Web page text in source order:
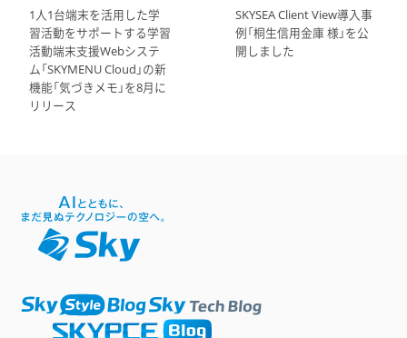
1人1台端末を活用した学
習活動をサポートする学習
活動端末支援Webシステ
ム「SKYMENU Cloud」の新
機能「気づきメモ」を8月に
リリース
SKYSEA Client View導入事
例「桐生信用金庫 様」を公
開しました